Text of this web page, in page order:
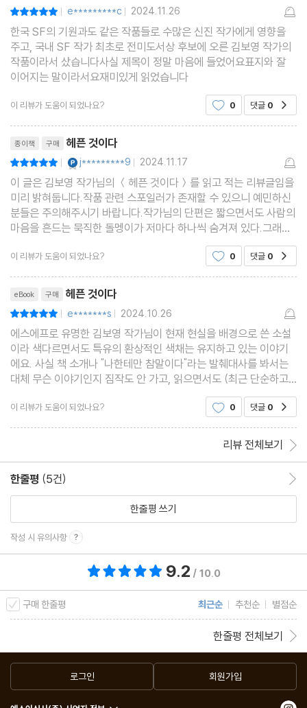
| e*********c | 2024.11.26
한국 SF의 기원과도 같은 작품들로 수많은 신진 작가에게 영향을
주고, 국내 SF 작가 최초로 전미도서상 후보에 오른 김보영 작가의
작품이라서 샀습니다사실 제목이 정말 마음에 들었어요표지와 잘
이어지는 말이라서요재미있게 읽었습니다
이 리뷰가 도움이 되었나요? 0 댓글 0
종이책 구매 헤픈 것이다
| j*********9 | 2024.11.17
이 글은 김보영 작가님의 ＜헤픈 것이다＞를 읽고 적는 리뷰글임을
미리 밝혀둡니다.작품 관련 스포일러가 존재할 수 있으니 예민하신
분들은 주의해주시기 바랍니다.작가님의 단편은 짧으면서도 사람의
마음을 흔드는 묵직한 돌멩이가 저마다 하나씩 숨겨져 있다.그래서
작가님의 작품을 좋아한다.이번 돌멩이도 꽤나 묵직했고 내 마음을
크게 흔들었다
이 리뷰가 도움이 되었나요? 0 댓글 0
eBook 구매 헤픈 것이다
| e*******s | 2024.10.26
에스에프로 유명한 김보영 작가님이 현재 현실을 배경으로 쓴 소설
이라 색다르면서도 특유의 환상적인 색채는 유지하고 있는 이야기
에요. 사실 책 소개나 "나한테만 참말이다"라는 발췌대사를 봐서는
대체 무슨 이야기인지 짐작도 안 가고, 읽으면서도 (최근 단순하고
직관적인 이야기만 읽어 버릇하다보니ㅠ) 한번에 이해하기 어려웠
는데요, 다 읽고 나니 이런 식으로 써야만 하는 이야
이 리뷰가 도움이 되었나요? 0 댓글 0
리뷰 전체보기
한줄평 (5건)
한줄평 쓰기
작성 시 유의사항
9.2 / 10.0
구매 한줄평 최근순 추천순 별점순
한줄평 전체보기
로그인 회원가입